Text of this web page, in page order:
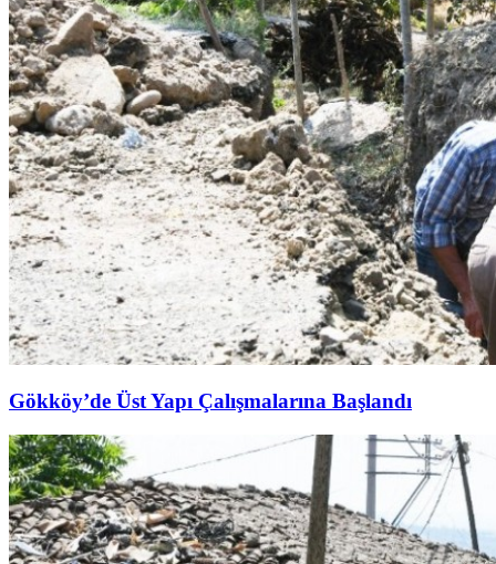
Gökköy’de Üst Yapı Çalışmalarına Başlandı